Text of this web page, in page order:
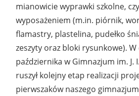
mianowicie wyprawki szkolne,
wyposażeniem (m.in. piórnik,
flamastry, plastelina, pudełko
zeszyty oraz bloki rysunkowe).
października w Gimnazjum im. J.
ruszył kolejny etap realizacji
pierwszaków naszego